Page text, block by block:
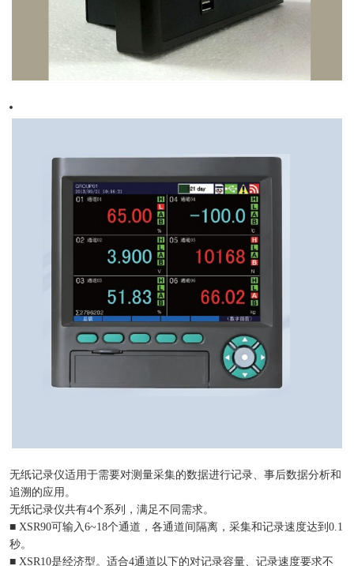
无纸记录仪适用于需要对测量采集的数据进行记录、事后数据分析和
追溯的应用。
无纸记录仪共有4个系列，满足不同需求。
■ XSR90可输入6~18个通道，各通道间隔离，采集和记录速度达到0.1
秒。
■ XSR10是经济型。适合4通道以下的对记录容量、记录速度要求不